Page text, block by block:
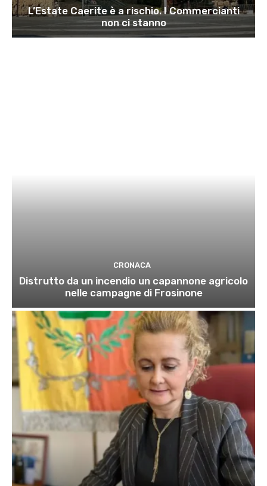
L’Estate Caerite è a rischio. I Commercianti
non ci stanno
CRONACA
Distrutto da un incendio un capannone agricolo
nelle campagne di Frosinone